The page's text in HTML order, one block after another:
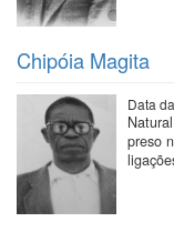
Chipóia Magita
Data
preso